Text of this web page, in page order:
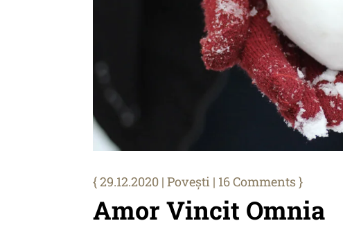
Amor Vincit Omnia
29.12.2020 |Povești | 16 Comments